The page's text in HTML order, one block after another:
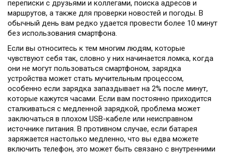
переписки с друзьями и коллегами, поиска адресов и
маршрутов, а также для проверки новостей и погоды. В
обычный день вам редко удается провести более 10 минут
без использования смартфона.
Если вы относитесь к тем многим людям, которые
чувствуют себя так, словно у них начинается ломка, когда
они не могут пользоваться смартфоном, зарядка
устройства может стать мучительным процессом,
особенно если зарядка запаздывает на 2% после минут,
которые кажутся часами. Если вам постоянно приходится
сталкиваться с медленной зарядкой, проблема может
заключаться в плохом USB-кабеле или неисправном
источнике питания. В противном случае, если батарея
заряжается настолько медленно, что вы едва можете
включить телефон, это может быть связано с внутренними